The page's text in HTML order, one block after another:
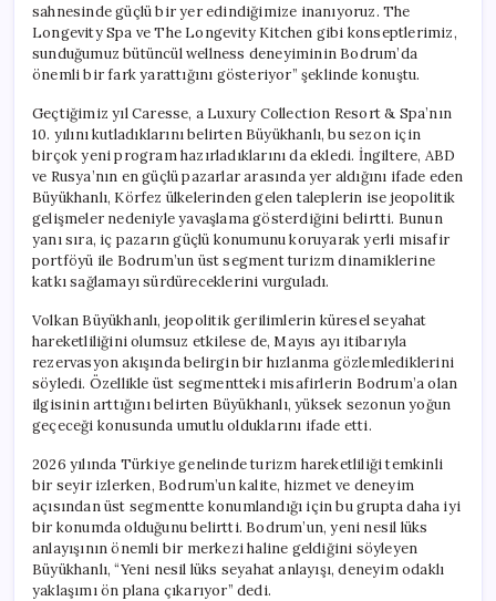
sahnesinde güçlü bir yer edindiğimize inanıyoruz. The
Longevity Spa ve The Longevity Kitchen gibi konseptlerimiz,
sunduğumuz bütüncül wellness deneyiminin Bodrum’da
önemli bir fark yarattığını gösteriyor” şeklinde konuştu.
Geçtiğimiz yıl Caresse, a Luxury Collection Resort & Spa’nın
10. yılını kutladıklarını belirten Büyükhanlı, bu sezon için
birçok yeni program hazırladıklarını da ekledi. İngiltere, ABD
ve Rusya’nın en güçlü pazarlar arasında yer aldığını ifade eden
Büyükhanlı, Körfez ülkelerinden gelen taleplerin ise jeopolitik
gelişmeler nedeniyle yavaşlama gösterdiğini belirtti. Bunun
yanı sıra, iç pazarın güçlü konumunu koruyarak yerli misafir
portföyü ile Bodrum’un üst segment turizm dinamiklerine
katkı sağlamayı sürdüreceklerini vurguladı.
Volkan Büyükhanlı, jeopolitik gerilimlerin küresel seyahat
hareketliliğini olumsuz etkilese de, Mayıs ayı itibarıyla
rezervasyon akışında belirgin bir hızlanma gözlemlediklerini
söyledi. Özellikle üst segmentteki misafirlerin Bodrum’a olan
ilgisinin arttığını belirten Büyükhanlı, yüksek sezonun yoğun
geçeceği konusunda umutlu olduklarını ifade etti.
2026 yılında Türkiye genelinde turizm hareketliliği temkinli
bir seyir izlerken, Bodrum’un kalite, hizmet ve deneyim
açısından üst segmentte konumlandığı için bu grupta daha iyi
bir konumda olduğunu belirtti. Bodrum’un, yeni nesil lüks
anlayışının önemli bir merkezi haline geldiğini söyleyen
Büyükhanlı, “Yeni nesil lüks seyahat anlayışı, deneyim odaklı
yaklaşımı ön plana çıkarıyor” dedi.